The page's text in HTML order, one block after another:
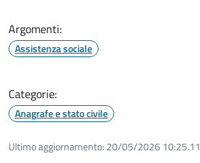
Argomenti:
Assistenza sociale
Categorie:
Anagrafe e stato civile
Ultimo aggiornamento: 20/05/2026 10:25.11